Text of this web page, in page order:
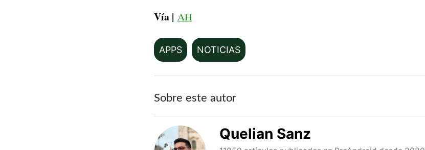
Vía | AH
APPS NOTICIAS
Sobre este autor
Quelian Sanz